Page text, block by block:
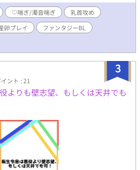
♡喘ぎ/濁音喘ぎ
乳首攻め
卵プレイ
ファンタジーBL
3
ント : 21
よりも壁志望、もしくは天井でも